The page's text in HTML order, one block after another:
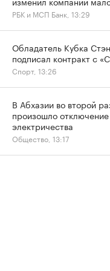
РБК и МСП Банк, 13:29
Обладатель Кубка
подписал контракт с
Спорт, 13:26
В Абхазии во второй
произошло отключение
электричества
Общество, 13:17